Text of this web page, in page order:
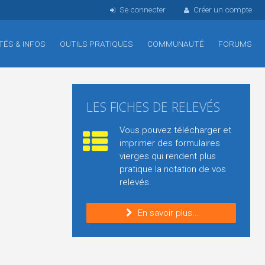
Se connecter Créer un compte
& INFOS OUTILS PRATIQUES COMMUNAUTÉ FORUMS
LES FICHES DE RELEVÉS
Vous pouvez télécharger et
imprimer des formulaires
vierges qui rendent plus
pratique la notation de vos
relevés.
En savoir plus...